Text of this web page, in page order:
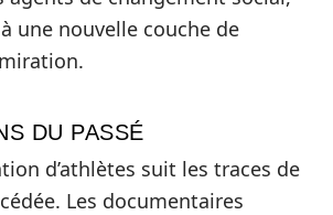
une nouvelle couche de
DU PASSÉ
d’athlètes suit les traces de
Les documentaires